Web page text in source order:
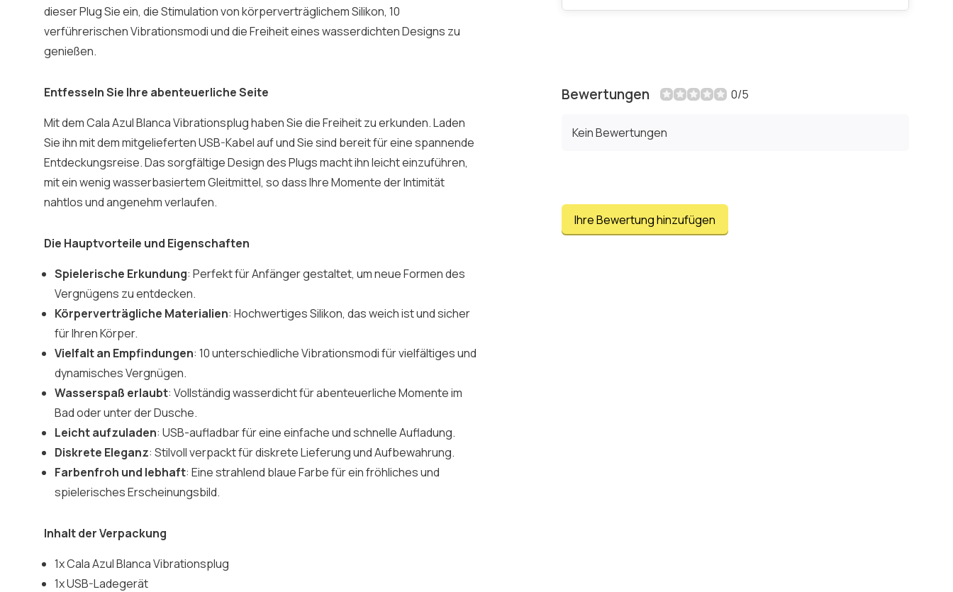
dieser Plug Sie ein, die Stimulation von körperverträglichem Silikon, 10
verführerischen Vibrationsmodi und die Freiheit eines wasserdichten Designs zu
genießen.
Entfesseln Sie Ihre abenteuerliche Seite
Mit dem Cala Azul Blanca Vibrationsplug haben Sie die Freiheit zu erkunden. Laden
Sie ihn mit dem mitgelieferten USB-Kabel auf und Sie sind bereit für eine spannende
Entdeckungsreise. Das sorgfältige Design des Plugs macht ihn leicht einzuführen,
mit ein wenig wasserbasiertem Gleitmittel, so dass Ihre Momente der Intimität
nahtlos und angenehm verlaufen.
Die Hauptvorteile und Eigenschaften
Spielerische Erkundung: Perfekt für Anfänger gestaltet, um neue Formen des
Vergnügens zu entdecken.
Körperverträgliche Materialien: Hochwertiges Silikon, das weich ist und sicher
für Ihren Körper.
Vielfalt an Empfindungen: 10 unterschiedliche Vibrationsmodi für vielfältiges und
dynamisches Vergnügen.
Wasserspaß erlaubt: Vollständig wasserdicht für abenteuerliche Momente im
Bad oder unter der Dusche.
Leicht aufzuladen: USB-aufladbar für eine einfache und schnelle Aufladung.
Diskrete Eleganz: Stilvoll verpackt für diskrete Lieferung und Aufbewahrung.
Farbenfroh und lebhaft: Eine strahlend blaue Farbe für ein fröhliches und
spielerisches Erscheinungsbild.
Inhalt der Verpackung
1x Cala Azul Blanca Vibrationsplug
1x USB-Ladegerät
Bewertungen 0/5
Kein Bewertungen
Ihre Bewertung hinzufügen